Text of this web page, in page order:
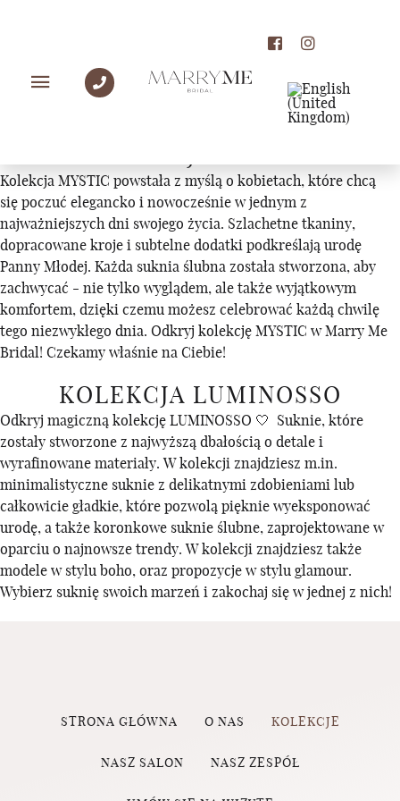
KOLEKCJE
Kolekcja MYSTIC powstała z myślą o kobietach, które chcą
się poczuć elegancko i nowocześnie w jednym z
najważniejszych dni swojego życia. Szlachetne tkaniny,
dopracowane kroje i subtelne dodatki podkreślają urodę
Panny Młodej. Każda suknia ślubna została stworzona, aby
zachwycać - nie tylko wyglądem, ale także wyjątkowym
komfortem, dzięki czemu możesz celebrować każdą chwilę
tego niezwykłego dnia. Odkryj kolekcję MYSTIC w Marry Me
Bridal! Czekamy właśnie na Ciebie!
KOLEKCJA LUMINOSSO
Odkryj magiczną kolekcję LUMINOSSO 🤍 Suknie, które
zostały stworzone z najwyższą dbałością o detale i
wyrafinowane materiały. W kolekcji znajdziesz m.in.
minimalistyczne suknie z delikatnymi zdobieniami lub
całkowicie gładkie, które pozwolą pięknie wyeksponować
urodę, a także koronkowe suknie ślubne, zaprojektowane w
oparciu o najnowsze trendy. W kolekcji znajdziesz także
modele w stylu boho, oraz propozycje w stylu glamour.
Wybierz suknię swoich marzeń i zakochaj się w jednej z nich!
STRONA GŁÓWNA O NAS KOLEKCJE
NASZ SALON NASZ ZESPÓŁ